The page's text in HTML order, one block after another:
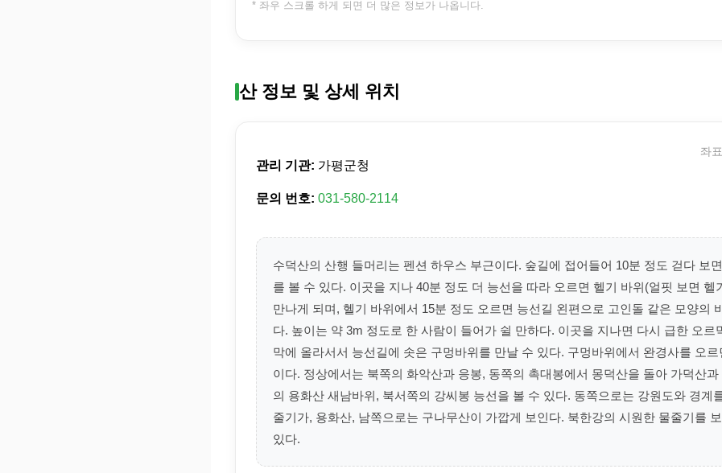
* 좌우 스크롤 하게 되면 더 많은 정보가 나옵니다.
산 정보 및 상세 위치
관리 기관: 가평군청
문의 번호: 031-580-2114
좌
수덕산의 산행 들머리는 펜션 하우스 부근이다. 숲길에 접어들어 10분 정도 걷다 보
를 볼 수 있다. 이곳을 지나 40분 정도 더 능선을 따라 오르면 헬기 바위(얼핏 보면 헬
만나게 되며, 헬기 바위에서 15분 정도 오르면 능선길 왼편으로 고인돌 같은 모양의
다. 높이는 약 3m 정도로 한 사람이 들어가 쉴 만하다. 이곳을 지나면 다시 급한 오르
막에 올라서서 능선길에 솟은 구멍바위를 만날 수 있다. 구멍바위에서 완경사를 오
이다. 정상에서는 북쪽의 화악산과 응봉, 동쪽의 촉대봉에서 몽덕산을 돌아 가덕산
의 용화산 새남바위, 북서쪽의 강씨봉 능선을 볼 수 있다. 동쪽으로는 강원도와 경계
줄기가, 용화산, 남쪽으로는 구나무산이 가깝게 보인다. 북한강의 시원한 물줄기를
있다.